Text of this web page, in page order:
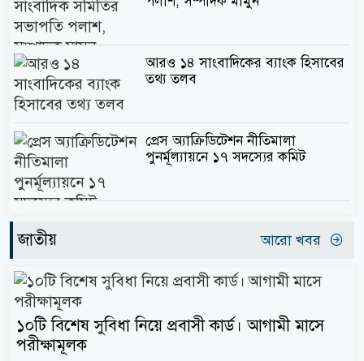
আরও ১৪ সাংবাদিকের ব্যাংক হিসাবের
তথ্য তলব
প্রেস অ্যাক্রিডিটেশন নীতিমালা
পুনর্মূল্যায়নে ১৭ সদস্যের কমিট
জাতীয় আরো খবর
১০টি বিশেষ সুবিধা নিয়ে প্রবাসী কার্ড। আগামী মাসে
পরীক্ষামূলক